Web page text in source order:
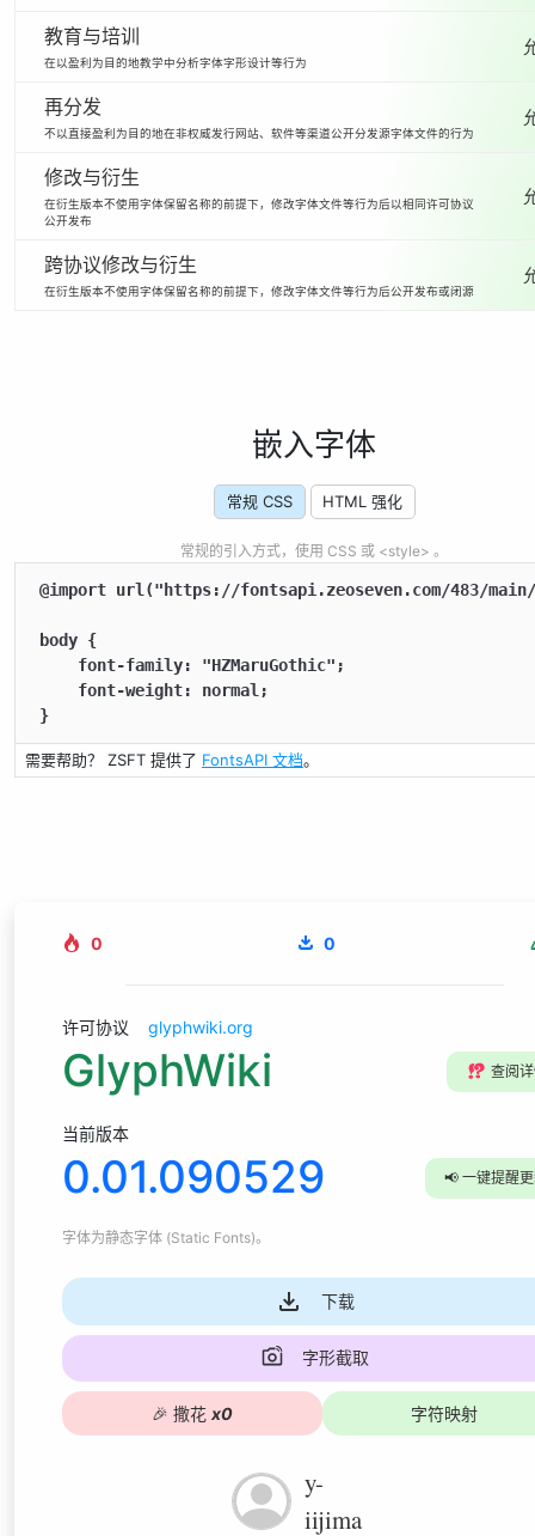
教育与培训
在以盈利为目的地教学中分析字体字形设计等行为
再分发
不以直接盈利为目的地在非权威发行网站、软件等渠道公开分发源字体文件的行为
修改与衍生
在衍生版本不使用字体保留名称的前提下，修改字体文件等行为后以相同许可协议
公开发布
跨协议修改与衍生
在衍生版本不使用字体保留名称的前提下，修改字体文件等行为后公开发布或闭源
嵌入字体
常规 CSS HTML 强化
常规的引入方式，使用 CSS 或 <style> 。
@import url("https://fontsapi.zeoseven.com/483/
body {
    font-family: "HZMaruGothic";
    font-weight: normal;
}
需要帮助？ ZSFT 提供了 FontsAPI 文档。
0 0
许可协议 glyphwiki.org
GlyphWiki ⁉️ 查阅
当前版本
0.01.090529 📢 一键提醒
字体为静态字体 (Static Fonts)。
下载
字形截取
🎉 撒花 x0 字符映射
y-
iijima